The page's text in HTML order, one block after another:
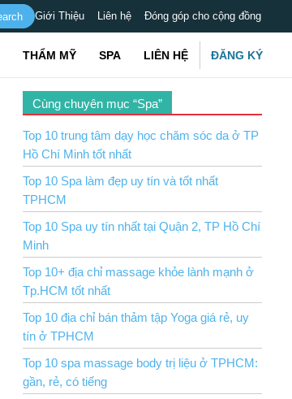
Giới Thiệu Liên hệ Đóng góp cho cộng đồng
THẨM MỸ SPA LIÊN HỆ ĐĂNG KÝ
Cùng chuyên mục “Spa”
Top 10 trung tâm dạy học chăm sóc da ở TP
Hồ Chí Minh tốt nhất
Top 10 Spa làm đẹp uy tín và tốt nhất
TPHCM
Top 10 Spa uy tín nhất tại Quận 2, TP Hồ Chí
Minh
Top 10+ địa chỉ massage khỏe lành mạnh ở
Tp.HCM tốt nhất
Top 10 địa chỉ bán thảm tập Yoga giá rẻ, uy
tín ở TPHCM
Top 10 spa massage body trị liệu ở TPHCM:
gần, rẻ, có tiếng